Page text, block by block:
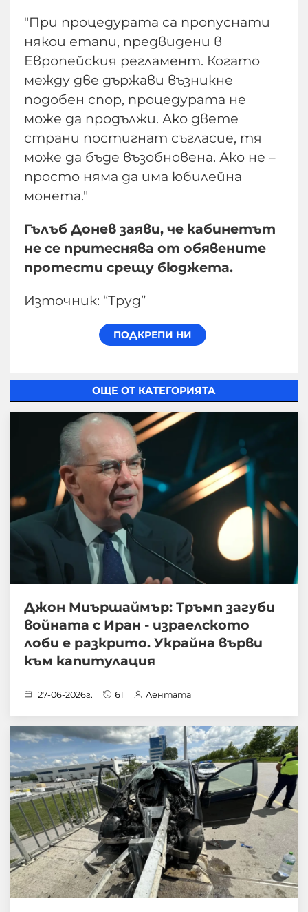
"При процедурата са пропуснати
някои етапи, предвидени в
Европейския регламент. Когато
между две държави възникне
подобен спор, процедурата не
може да продължи. Ако двете
страни постигнат съгласие, тя
може да бъде възобновена. Ако не –
просто няма да има юбилейна
монета."
Гълъб Донев заяви, че кабинетът
не се притеснява от обявените
протести срещу бюджета.
Източник: “Труд”
ОЩЕ ОТ КАТЕГОРИЯТА
Джон Миършаймър: Тръмп загуби
войната с Иран - израелското
лоби е разкрито. Украйна върви
към капитулация
27-06-2026г. 61 Лентата